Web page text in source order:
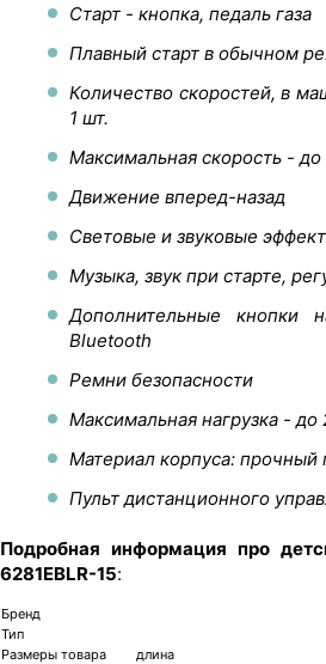
Старт - кнопка, педаль газа
Плавный старт в обычном
Количество скоростей, в
1 шт.
Максимальная скорость -
Движение вперед-назад
Световые и звуковые
Музыка, звук при старте,
Дополнительные кнопки
Bluetooth
Ремни безопасности
Максимальная нагрузка - до
Материал корпуса: прочный
Пульт дистанционного
Подробная информация про
6281EBLR-15:
Бренд
Тип
Размеры товара
длина